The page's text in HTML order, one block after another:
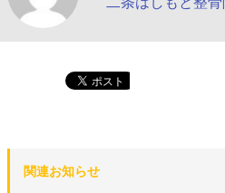
関連お知らせ